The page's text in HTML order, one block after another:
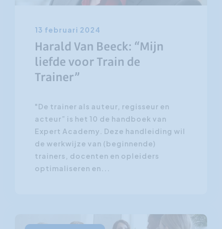
13 februari 2024
Harald Van Beeck: “Mijn
liefde voor Train de
Trainer”
"De trainer als auteur, regisseur en
acteur” is het 10 de handboek van
Expert Academy. Deze handleiding wil
de werkwijze van (beginnende)
trainers, docenten en opleiders
optimaliseren en...